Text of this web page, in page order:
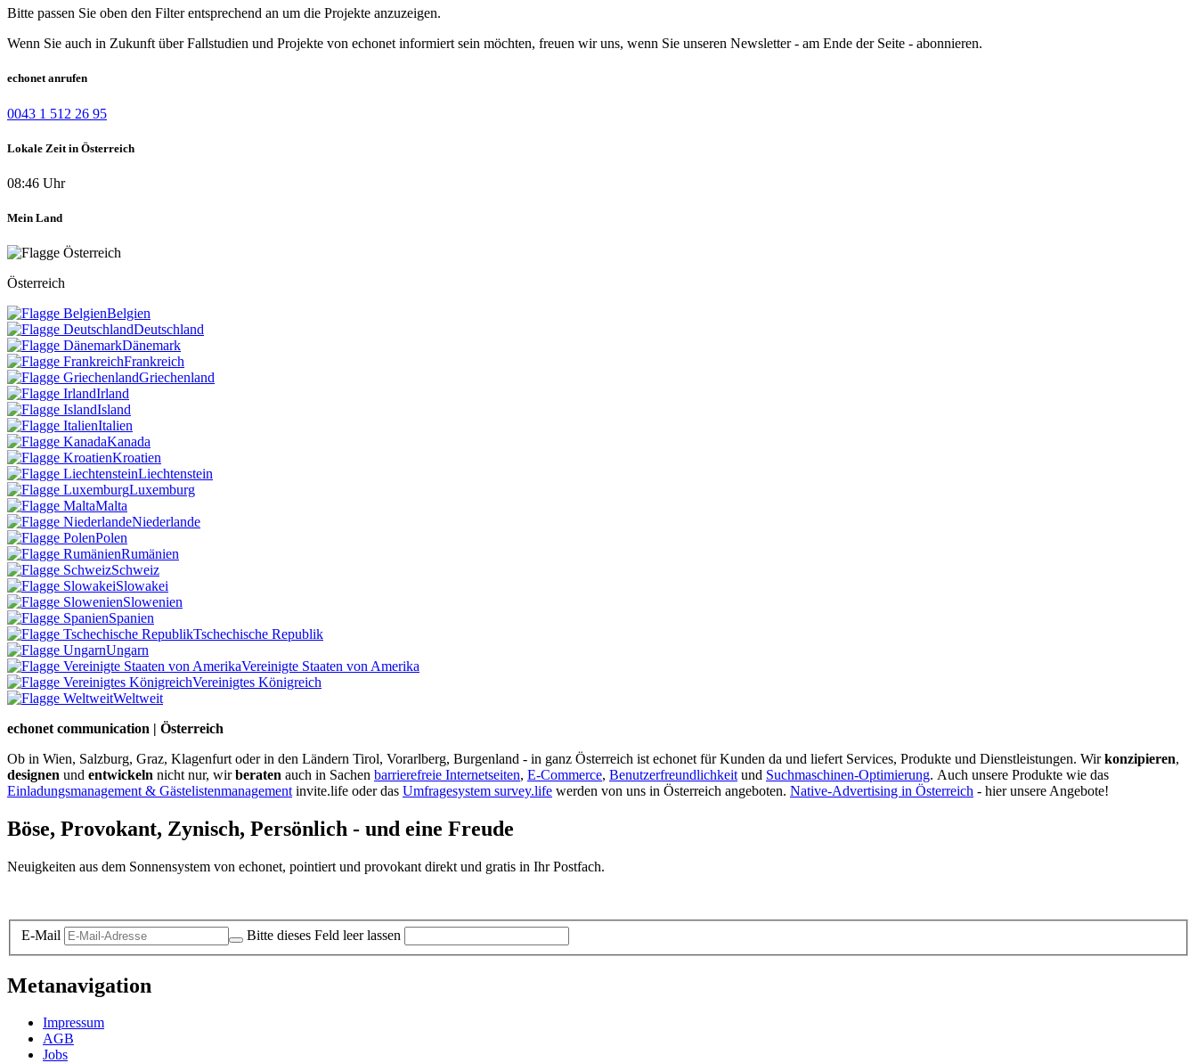
Bitte passen Sie oben den Filter entsprechend an um die Projekte anzuzeigen.
Wenn Sie auch in Zukunft über Fallstudien und Projekte von echonet informiert sein möchten, freuen wir uns, wenn Sie unseren Newsletter - am Ende der Seite - abonnieren.
echonet anrufen
0043 1 512 26 95
Lokale Zeit in Österreich
08:46 Uhr
Mein Land
Österreich
Belgien
Deutschland
Dänemark
Frankreich
Griechenland
Irland
Island
Italien
Kanada
Kroatien
Liechtenstein
Luxemburg
Malta
Niederlande
Polen
Rumänien
Schweiz
Slowakei
Slowenien
Spanien
Tschechische Republik
Ungarn
Vereinigte Staaten von Amerika
Vereinigtes Königreich
Weltweit
echonet communication | Österreich
Ob in Wien, Salzburg, Graz, Klagenfurt oder in den Ländern Tirol, Vorarlberg, Burgenland - in ganz Österreich ist echonet für Kunden da und liefert Services, Produkte und Dienstleistungen. Wirkonzipieren,
designen und entwickeln nicht nur, wirberaten auch in Sachen barrierefreie Internetseiten, E-Commerce, Benutzerfreundlichkeit und Suchmaschinen-Optimierung. Auch unsere Produkte wie das
Einladungsmanagement & Gästelistenmanagement invite.life oder das Umfragesystem survey.life werden von uns in Österreich angeboten. Native-Advertising in Österreich - hier unsere Angebote!
Böse, Provokant, Zynisch, Persönlich - und eine Freude
Neuigkeiten aus dem Sonnensystem von echonet, pointiert und provokant direkt und gratis in Ihr Postfach.
E-Mail Bitte dieses Feld leer lassen
Metanavigation
Impressum
AGB
Jobs